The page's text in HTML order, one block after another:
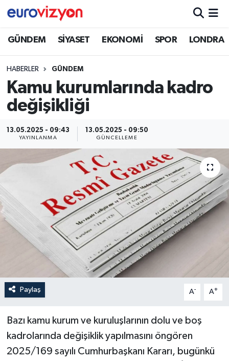
GÜNDEM SİYASET EKONOMİ SPOR LONDRA
HABERLER GÜNDEM
Kamu kurumlarında kadro
değişikliği
13.05.2025 - 09:43
YAYINLANMA
13.05.2025 - 09:50
GÜNCELLEME
Paylaş A- A+
Bazı kamu kurum ve kuruluşlarının dolu ve boş
kadrolarında değişiklik yapılmasını öngören
2025/169 sayılı Cumhurbaşkanı Kararı, bugünkü